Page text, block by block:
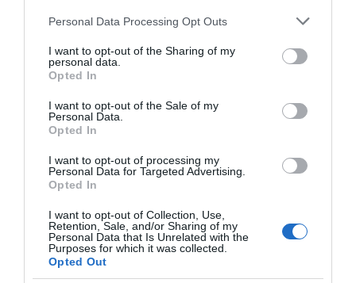
Please note that this website/app uses one or more Google
not limited to your visit or usage behaviour. You may click to
grant or deny consent to Google and its third-party tags to
use your data for below specified purposes in below Google
consent section.
Personal Data Processing Opt Outs
I want to opt-out of the Sharing of my
personal data.
Opted In
I want to opt-out of the Sale of my
Personal Data.
Opted In
I want to opt-out of processing my
Personal Data for Targeted Advertising.
Opted In
I want to opt-out of Collection, Use,
Retention, Sale, and/or Sharing of my
Personal Data that Is Unrelated with the
Purposes for which it was collected.
Opted Out
ΕΛΛΑΔΑ
Οι γυναίκες στα Χανιά λένε “όχι” βία και
στέλνουν ένα ηχηρό μήνυμα (pics)